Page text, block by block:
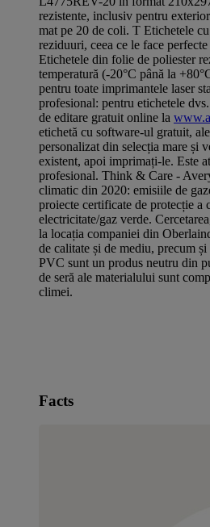
rezistente, inclusiv pentru
mat pe 20 de coli. T Etichetele
reziduuri, ceea ce le face
Etichetele din folie de poliester
temperatură (-20°C până la
pentru toate imprimantele laser
profesional: pentru etichetele
de editare gratuit online la
etichetă cu software-ul gratuit,
personalizat din selecția mare și
existent, apoi imprimați-le. Este
profesional. Think & Care -
climatic din 2020: emisiile de
proiecte certificate de protecție
electricitate/gaz verde.
la locația companiei din
de calitate și de mediu, precum
PVC sunt un produs neutru din
de seră ale materialului sunt
climei.
Facts